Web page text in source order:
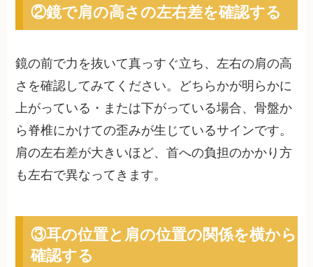
②鏡で肩の高さの左右差を確認する
鏡の前で力を抜いて真っすぐ立ち、左右の肩の高
さを確認してみてください。どちらかが明らかに
上がっている・または下がっている場合、骨盤か
ら脊椎にかけての歪みが生じているサインです。
肩の左右差が大きいほど、首への負担のかかり方
も左右で異なってきます。
③耳の位置と肩の位置の関係を横から
確認する